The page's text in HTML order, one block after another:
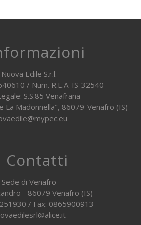
Nuova Edile S.r.l.
/ Num. R.E.A. IS-32540
S.S.85 Venafrana
La Madonnella", 86079-Venafro (IS)
Contatti
Sede di Venafro
- 86079 Venafro (IS)
/ Fax: 0865900913